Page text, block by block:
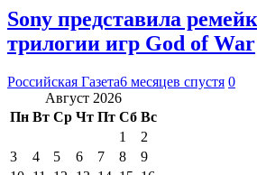
Sony представила
трилогии игр God of War
Российская Газета6 месяцев спустя 0
Август 2026
Пн Вт Ср Чт Пт Сб Вс
1
2
3
4 5 6 7 8
9